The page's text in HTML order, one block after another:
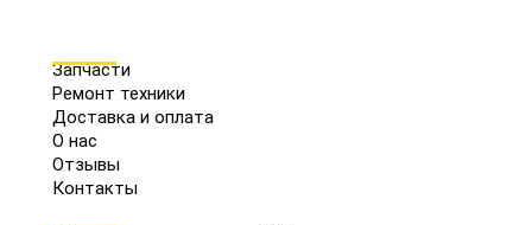
Запчасти
Ремонт техники
Доставка и оплата
О нас
Отзывы
Контакты